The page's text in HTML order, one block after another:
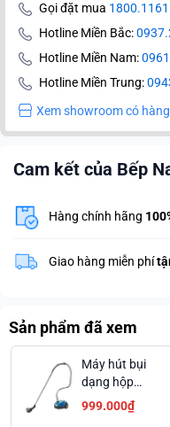
Gọi đặt mua 1800.1161
Hotline Miền Bắc:
Hotline Miền Nam:
Hotline Miền Trung:
Xem showroom có
Cam kết của Bếp
Hàng chính hãng
Giao hàng miễn phí
Sản phẩm đã xem
Máy hút bụi
dạng hộp
Electrolux
999.000₫